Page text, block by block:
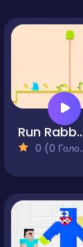
Run
0 (0 Голосів)